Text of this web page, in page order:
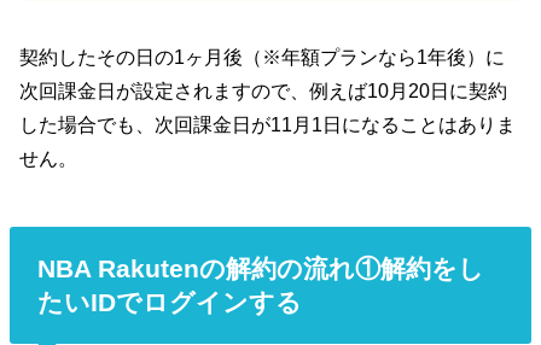
契約したその日の1ヶ月後（※年額プランなら1年後）に
次回課金日が設定されますので、例えば10月20日に契約
した場合でも、次回課金日が11月1日になることはありま
せん。
NBA Rakutenの解約の流れ①解約をし
たいIDでログインする